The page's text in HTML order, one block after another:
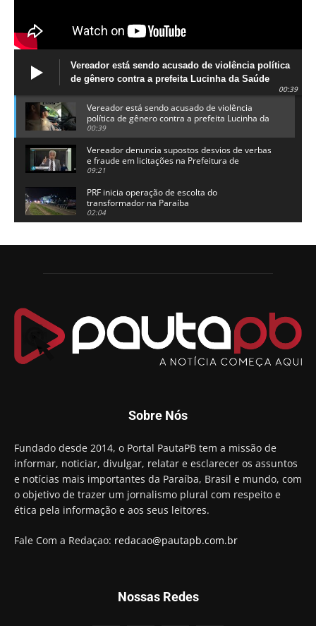
Vereador está sendo acusado de violência política
de gênero contra a prefeita Lucinha da Saúde
00:39
Vereador está sendo acusado de violência
política de gênero contra a prefeita Lucinha da
Saúde
00:39
Vereador denuncia supostos desvios de verbas
e fraude em licitações na Prefeitura de
Alhandra
09:21
PRF inicia operação de escolta do
transformador na Paraíba
02:04
candidatura a governador da Paraíba
Chapa dos sonhos: Cícero agradece a Galdino,
Arthur Lira parabeniza Karla Pimentel por sua
reeleição em Conde
00:23
Aguinaldo Ribeiro destaca apoio do PP a Hugo
preso e faz vídeo na cadeia
Hugo Motta retira projeto que permitia bancos
"confiscar" dinheiro de clientes
01:49
Descaso da gestão Panta deixa crianças e
professoras 'ilhadas' em creche
00:16
Sobre Nós
Fundado desde 2014, o Portal PautaPB tem a missão de
informar, noticiar, divulgar, relatar e esclarecer os assuntos
e notícias mais importantes da Paraíba, Brasil e mundo, com
o objetivo de trazer um jornalismo plural com respeito e
ética pela informação e aos seus leitores.
Fale Com a Redaçao: redacao@pautapb.com.br
Nossas Redes